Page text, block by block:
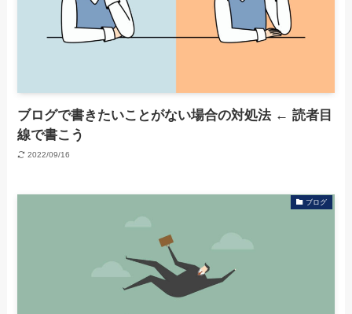
ブログで書きたいことがない場合の対処法 ← 読者目
線で書こう
2022/09/16
ブログ